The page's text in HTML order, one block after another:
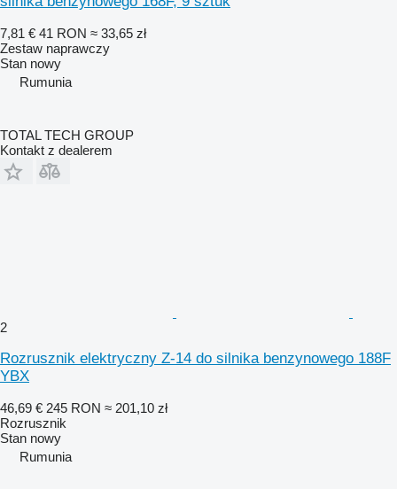
7,81 € 41 RON ≈ 33,65 zł
Zestaw naprawczy
Stan nowy
Rumunia
TOTAL TECH GROUP
Kontakt z dealerem
2
Rozrusznik elektryczny Z-14 do silnika benzynowego 188F
YBX
46,69 € 245 RON ≈ 201,10 zł
Rozrusznik
Stan nowy
Rumunia